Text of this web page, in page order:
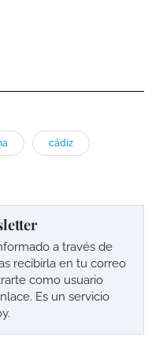
cádiz
a través de
recibirla en tu correo
como usuario
Es un servicio